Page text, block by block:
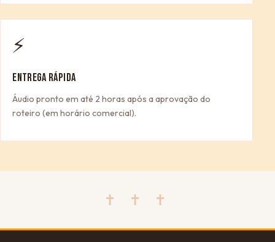
⚡
ENTREGA RÁPIDA
Áudio pronto em até 2 horas após a aprovação do
roteiro (em horário comercial).
✝ ✝ ✝